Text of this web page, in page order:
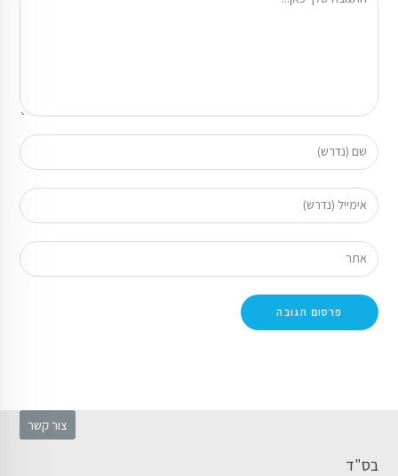
צור קשר
בס"ד